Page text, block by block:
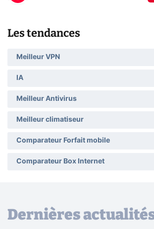
Les tendances
Meilleur VPN
IA
Meilleur Antivirus
Meilleur climatiseur
Comparateur Forfait mobile
Comparateur Box Internet
Dernières